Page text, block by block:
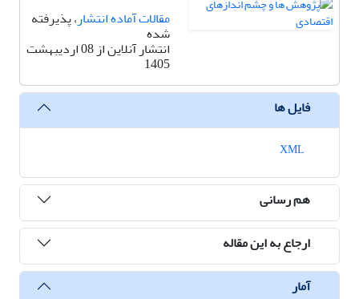
مقالات آماده انتشار، پذیرفته
شده
انتشار آنلاین از 08 اردیبهشت
1405
فایل ها
هم رسانی
ارجاع به این مقاله
آمار